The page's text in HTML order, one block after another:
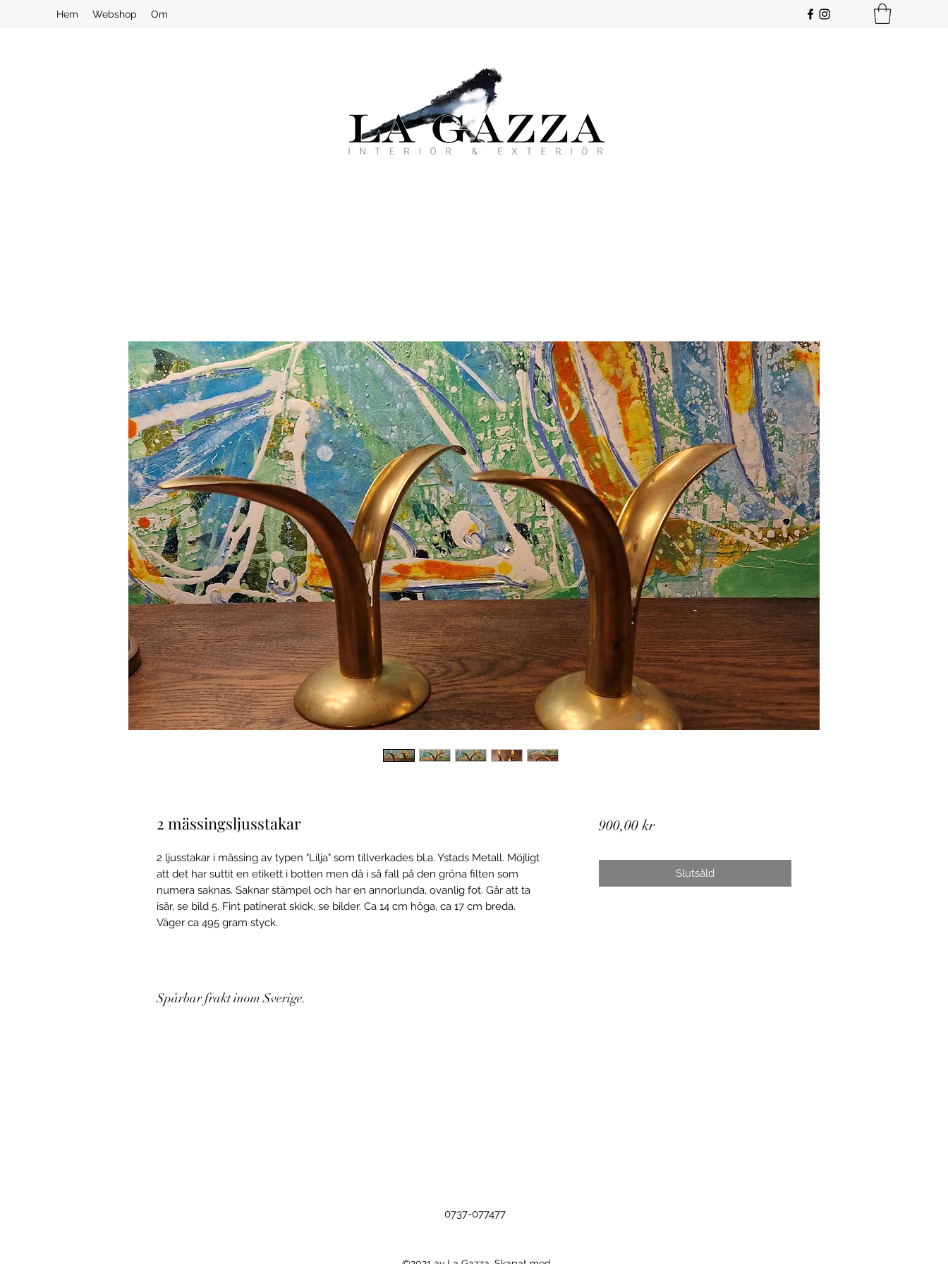
Hem Webshop Om
2 mässingsljusstakar
2 ljusstakar i mässing av typen "Lilja" som tillverkades bl.a. Ystads Metall. Möjligt
att det har suttit en etikett i botten men då i så fall på den gröna filten som
numera saknas. Saknar stämpel och har en annorlunda, ovanlig fot. Går att ta
isär, se bild 5. Fint patinerat skick, se bilder. Ca 14 cm höga, ca 17 cm breda.
Väger ca 495 gram styck.
Spårbar frakt inom Sverige.
900,00 krPris
Slutsåld
0737-077477